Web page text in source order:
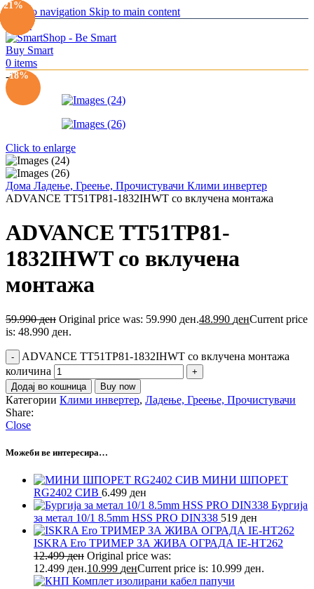
Skip to navigation Skip to main content
0 items
-18%
-18%
Click to enlarge
Дома Ладење, Греење, Прочистувачи Клими инвертер
ADVANCE TT51TP81-1832IHWT со вклучена монтажа
ADVANCE TT51TP81-
1832IHWT со вклучена
монтажа
59.990ден Original price was: 59.990 ден.48.990 денCurrent price
is: 48.990 ден.
ADVANCE TT51TP81-1832IHWT со вклучена монтажа
количина
Додај во кошница Buy now
Категории Клими инвертер, Ладење, Греење, Прочистувачи
Share:
Close
Можеби ве интересира…
МИНИ ШПОРЕТ
RG2402 СИВ 6.499 ден
Бургија
за метал 10/1 8.5mm HSS PRO DIN338 519 ден
ISKRA Ero ТРИМЕР ЗА ЖИВА ОГРАДА IE-HT262
12.499ден Original price was:
12.499 ден.10.999 денCurrent price is: 10.999 ден.
-24%
-17%
-16%
-20%
-21%